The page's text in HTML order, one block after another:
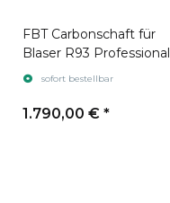
FBT Carbonschaft für
Blaser R93 Professional
sofort bestellbar
1.790,00 € *